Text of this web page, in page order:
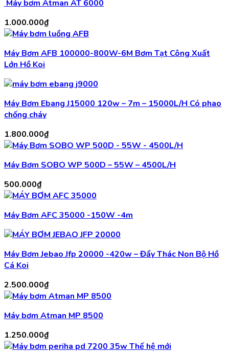
1.950.000₫.là:
Máy bơm Atman AT 6000
1.000.000₫
Máy Bơm AFB 100000-800W-6M Bơm Tạt Công Xuất
Lớn Hồ Koi
Máy Bơm Ebang J15000 120w – 7m – 15000L/H Có phao
chống cháy
1.800.000₫
Máy Bơm SOBO WP 500D – 55W – 4500L/H
500.000₫
Máy Bơm AFC 35000 -150W -4m
Máy Bơm Jebao Jfp 20000 -420w – Đẩy Thác Non Bộ Hồ
Cá Koi
2.500.000₫
Máy bơm Atman MP 8500
1.250.000₫